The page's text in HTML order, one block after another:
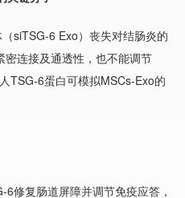
siTSG-6 Exo）丧失对结肠炎的
连接及通透性，也不能调节
TSG-6蛋白可模拟MSCs-Exo的
修复肠道屏障并调节免疫应答，